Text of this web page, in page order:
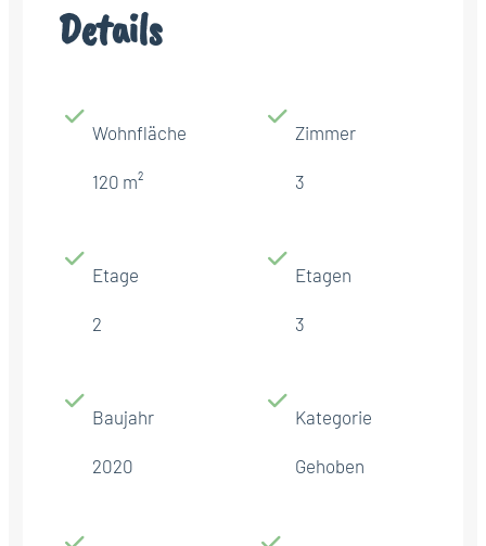
Details
Wohnfläche
120 m²
Zimmer
3
Etage
2
Etagen
3
Baujahr
2020
Kategorie
Gehoben